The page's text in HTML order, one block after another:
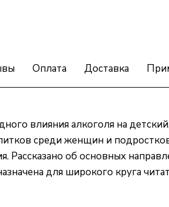
Оплата Доставка
влияния алкоголя на
среди женщин и
Рассказано об основных
для широкого круга